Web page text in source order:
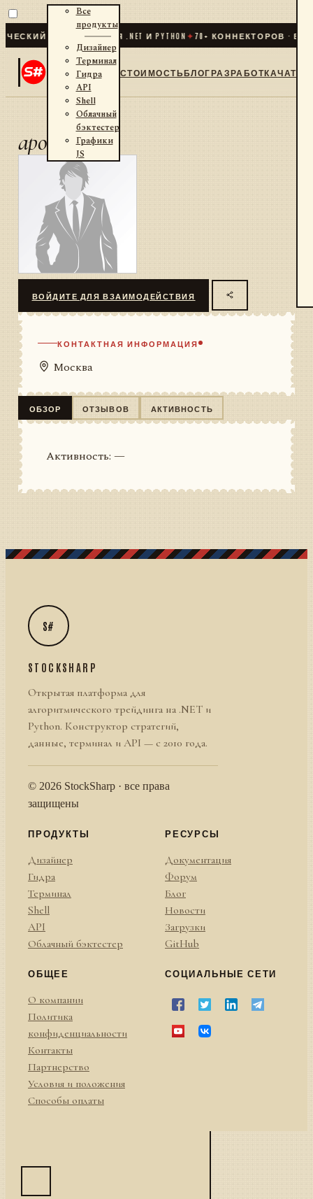
ТРЕЙДИНГ ДЛЯ .NET И PYTHON✦70+ КОННЕКТОРОВ ·
Все
продукты
Дизайнер
Терминал
Гидра
API
Shell
Облачный
бэктестер
Графики
JS
СТОИМОСТЬБЛОГРАЗРАБОТКАЧАТ
apollo
ВОЙДИТЕ ДЛЯ ВЗАИМОДЕЙСТВИЯ
КОНТАКТНАЯ ИНФОРМАЦИЯ
Москва
ОБЗОР ОТЗЫВОВ АКТИВНОСТЬ
Активность: —
S#
STOCKSHARP
Открытая платформа для
алгоритмического трейдинга на .NET и
Python. Конструктор стратегий,
данные, терминал и API — с 2010 года.
© 2026 StockSharp · все права
защищены
ПРОДУКТЫ
Дизайнер
Гидра
Терминал
Shell
API
Облачный бэктестер
РЕСУРСЫ
Документация
Форум
Блог
Новости
Загрузки
GitHub
ОБЩЕЕ
О компании
Политика
конфиденциальности
Контакты
Партнерство
Условия и положения
Способы оплаты
СОЦИАЛЬНЫЕ СЕТИ